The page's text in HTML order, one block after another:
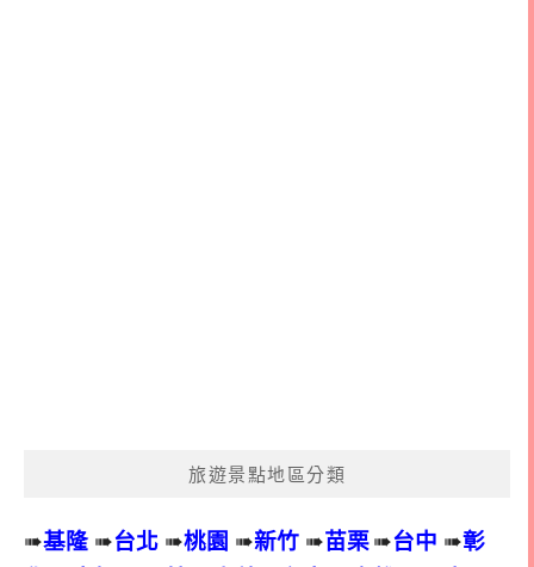
旅遊景點地區分類
➠基隆 ➠台北 ➠桃園 ➠新竹 ➠苗栗➠台中 ➠彰